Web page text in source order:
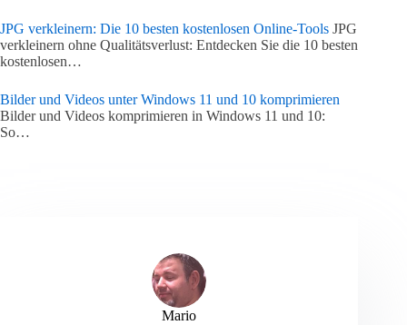
JPG verkleinern: Die 10 besten kostenlosen Online-Tools JPG
verkleinern ohne Qualitätsverlust: Entdecken Sie die 10 besten
kostenlosen…
Bilder und Videos unter Windows 11 und 10 komprimieren
Bilder und Videos komprimieren in Windows 11 und 10:
So…
Mario